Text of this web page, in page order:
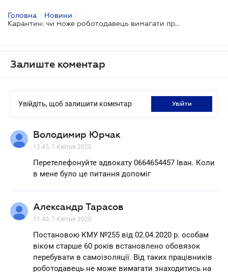
Головна / Новини /
Карантин: чи може роботодавець вимагати присутність на робочому місці та відмовити у відпустці
Залиште коментар
Увійдіть, щоб залишити коментар увійти
Володимир Юрчак
12.45, 7 Квітня 2020
Перетелефонуйте адвокату 0664654457 Іван. Коли
в мене було це питання допоміг
Александр Тарасов
11.40, 7 Квітня 2020
Постановою КМУ №255 від 02.04.2020 р. особам
віком старше 60 років встановлено обовязок
перебувати в самоізоляції. Від таких працівників
роботодавець не може вимагати знаходитись на